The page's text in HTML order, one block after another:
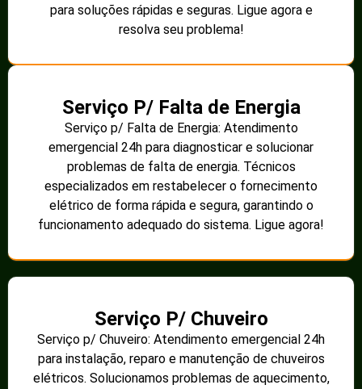
para soluções rápidas e seguras. Ligue agora e
resolva seu problema!
Serviço P/ Falta de Energia
Serviço p/ Falta de Energia: Atendimento
emergencial 24h para diagnosticar e solucionar
problemas de falta de energia. Técnicos
especializados em restabelecer o fornecimento
elétrico de forma rápida e segura, garantindo o
funcionamento adequado do sistema. Ligue agora!
Serviço P/ Chuveiro
Serviço p/ Chuveiro: Atendimento emergencial 24h
para instalação, reparo e manutenção de chuveiros
elétricos. Solucionamos problemas de aquecimento,